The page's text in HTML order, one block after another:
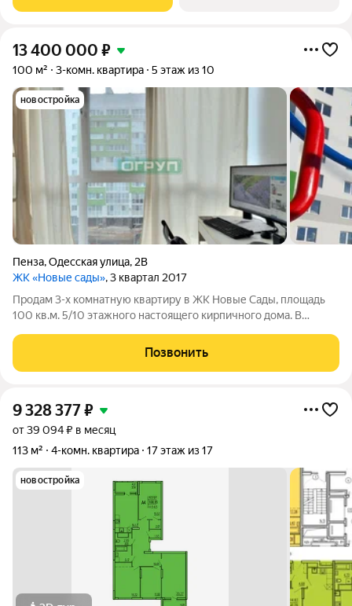
13 400 000 ₽
100 м² 3-комн. квартира 5 этаж из 10
новостройка
Пенза,Одесская улица, 2В
ЖК «Новые сады», 3 квартал 2017
Продам 3-х комнатную квартиру в ЖК Новые Сады, площадь
100 кв.м. 5/10 этажного настоящего кирпичного дома. В
класса. Идеальная геометрия стен и полов, панорамное
остекление. Квартира
Позвонить
9 328 377₽
от 39 094 ₽ в месяц
113 м²
4-комн. квартира 17 этаж из 17
новостройка